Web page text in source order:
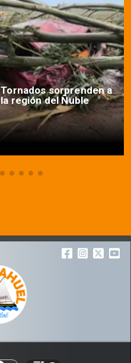
Tornados sorprenden a
la región del Ñuble